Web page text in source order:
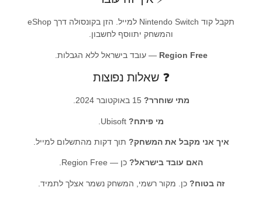
תקבל קוד Nintendo Switch למייל. הזן בקונסולה דרך eShop
והמשחק יתווסף לחשבון.
Region Free — עובד בישראל ללא הגבלות.
❓ שאלות נפוצות
מתי שוחרר?
מי פיתח?
איך אני מקבל את המשחק? תוך דקות מהתשלום למייל.
האם עובד בישראל? כן — Region Free.
זה בטוח? כן. מקור רשמי, המשחק נשמר אצלך לתמיד.